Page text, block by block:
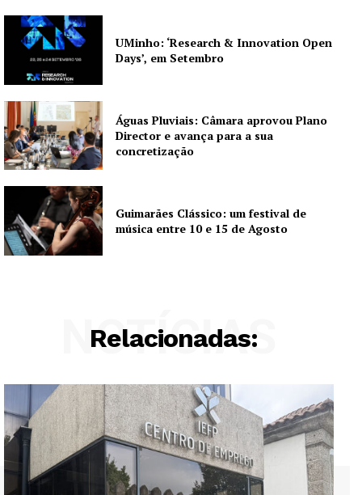
UMinho: ‘Research & Innovation Open
Days’, em Setembro
Águas Pluviais: Câmara aprovou Plano
Director e avança para a sua
concretização
Guimarães Clássico: um festival de
música entre 10 e 15 de Agosto
Relacionadas:
NOTÍCIAS